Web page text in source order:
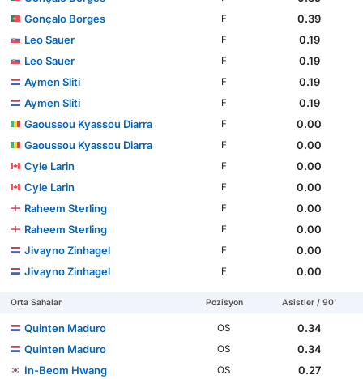
Gonçalo Borges
F
0.39
Leo Sauer
F
0.19
Leo Sauer
F
0.19
Aymen Sliti
F
0.19
Aymen Sliti
F
0.19
Gaoussou Kyassou Diarra
F
0.00
Gaoussou Kyassou Diarra
F
0.00
Cyle Larin
F
0.00
Cyle Larin
F
0.00
Raheem Sterling
F
0.00
Raheem Sterling
F
0.00
Jivayno Zinhagel
F
0.00
Jivayno Zinhagel
F 0.00
Orta Sahalar Pozisyon Asistler / 90'
Quinten Maduro OS
0.34
Quinten Maduro
OS
0.34
In-Beom Hwang
OS
0.27